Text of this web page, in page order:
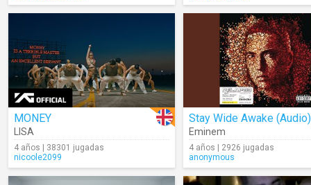
MONEY
LISA
4 años | 38301 jugadas
nicoole2099
Stay Wide Awake (Audio)
Eminem
4 años | 2926 jugadas
anonymous